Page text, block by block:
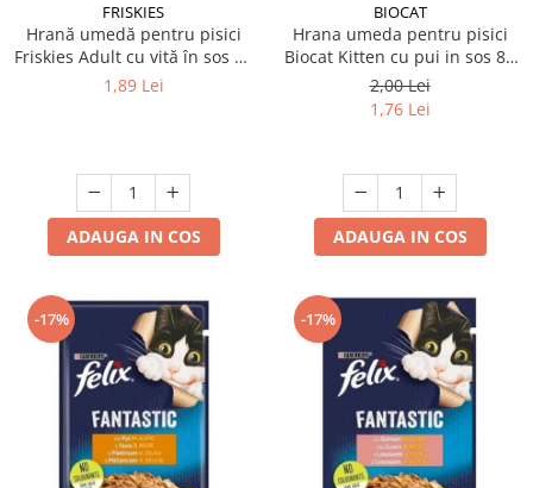
FRISKIES
Hrană umedă pentru pisici
Friskies Adult cu vită în sos 85
gr
1,89 Lei
ADAUGA IN COS
BIOCAT
Hrana umeda pentru pisici
Biocat Kitten cu pui in sos 85
gr
2,00 Lei
1,76 Lei
ADAUGA IN COS
-17% -17%